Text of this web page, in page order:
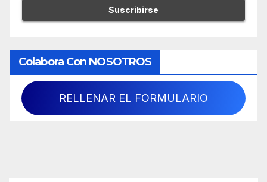
Colabora Con NOSOTROS
RELLENAR EL FORMULARIO